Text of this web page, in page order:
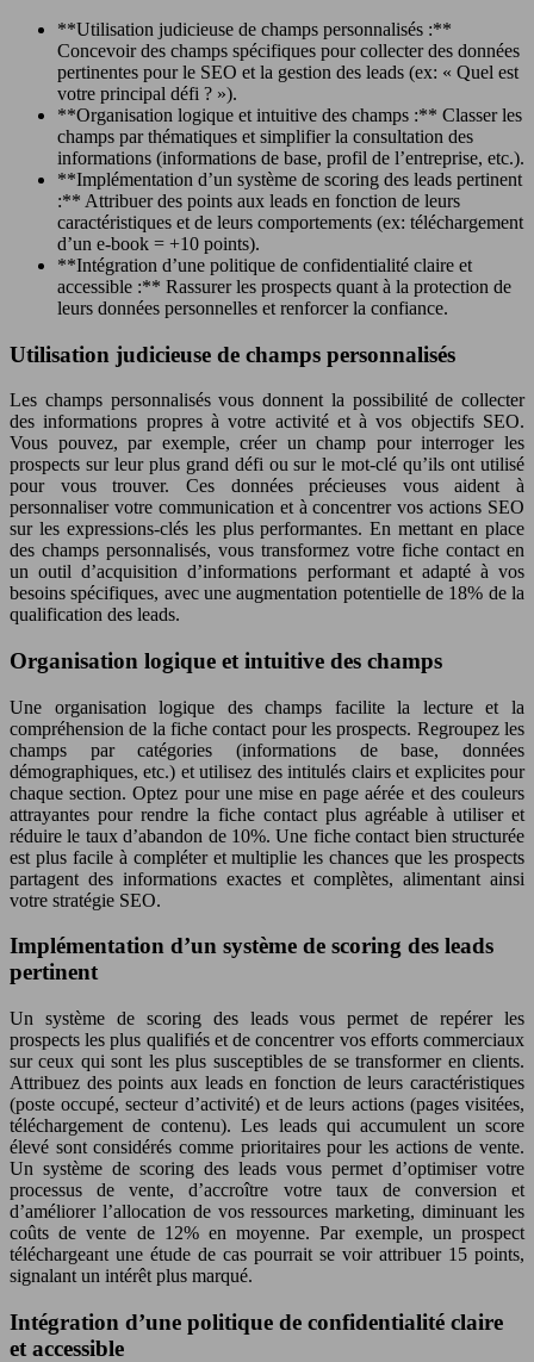
**Utilisation judicieuse de champs personnalisés :**
Concevoir des champs spécifiques pour collecter des données
pertinentes pour le SEO et la gestion des leads (ex: « Quel est
votre principal défi ? »).
**Organisation logique et intuitive des champs :** Classer les
champs par thématiques et simplifier la consultation des
informations (informations de base, profil de l’entreprise, etc.).
**Implémentation d’un système de scoring des leads pertinent
:** Attribuer des points aux leads en fonction de leurs
caractéristiques et de leurs comportements (ex: téléchargement
d’un e-book = +10 points).
**Intégration d’une politique de confidentialité claire et
accessible :** Rassurer les prospects quant à la protection de
leurs données personnelles et renforcer la confiance.
Utilisation judicieuse de champs personnalisés
Les champs personnalisés vous donnent la possibilité de collecter
des informations propres à votre activité et à vos objectifs SEO.
Vous pouvez, par exemple, créer un champ pour interroger les
prospects sur leur plus grand défi ou sur le mot-clé qu’ils ont utilisé
pour vous trouver. Ces données précieuses vous aident à
personnaliser votre communication et à concentrer vos actions SEO
sur les expressions-clés les plus performantes. En mettant en place
des champs personnalisés, vous transformez votre fiche contact en
un outil d’acquisition d’informations performant et adapté à vos
besoins spécifiques, avec une augmentation potentielle de 18% de la
qualification des leads.
Organisation logique et intuitive des champs
Une organisation logique des champs facilite la lecture et la
compréhension de la fiche contact pour les prospects. Regroupez les
champs par catégories (informations de base, données
démographiques, etc.) et utilisez des intitulés clairs et explicites pour
chaque section. Optez pour une mise en page aérée et des couleurs
attrayantes pour rendre la fiche contact plus agréable à utiliser et
réduire le taux d’abandon de 10%. Une fiche contact bien structurée
est plus facile à compléter et multiplie les chances que les prospects
partagent des informations exactes et complètes, alimentant ainsi
votre stratégie SEO.
Implémentation d’un système de scoring des leads
pertinent
Un système de scoring des leads vous permet de repérer les
prospects les plus qualifiés et de concentrer vos efforts commerciaux
sur ceux qui sont les plus susceptibles de se transformer en clients.
Attribuez des points aux leads en fonction de leurs caractéristiques
(poste occupé, secteur d’activité) et de leurs actions (pages visitées,
téléchargement de contenu). Les leads qui accumulent un score
élevé sont considérés comme prioritaires pour les actions de vente.
Un système de scoring des leads vous permet d’optimiser votre
processus de vente, d’accroître votre taux de conversion et
d’améliorer l’allocation de vos ressources marketing, diminuant les
coûts de vente de 12% en moyenne. Par exemple, un prospect
téléchargeant une étude de cas pourrait se voir attribuer 15 points,
signalant un intérêt plus marqué.
Intégration d’une politique de confidentialité claire
et accessible